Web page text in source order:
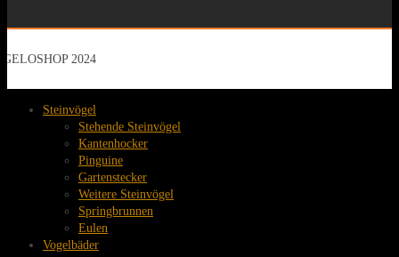
GELOSHOP 2024
Steinvögel
Stehende Steinvögel
Kantenhocker
Pinguine
Gartenstecker
Weitere Steinvögel
Springbrunnen
Eulen
Vogelbäder